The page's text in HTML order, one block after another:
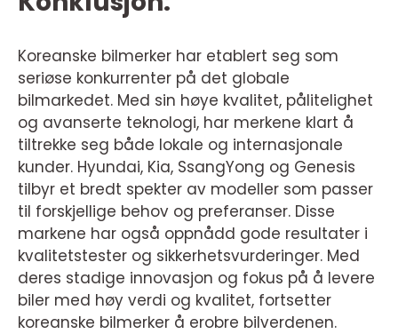
Koreanske bilmerker har etablert seg som
seriøse konkurrenter på det globale
bilmarkedet. Med sin høye kvalitet, pålitelighet
og avanserte teknologi, har merkene klart å
tiltrekke seg både lokale og internasjonale
kunder. Hyundai, Kia, SsangYong og Genesis
tilbyr et bredt spekter av modeller som passer
til forskjellige behov og preferanser. Disse
markene har også oppnådd gode resultater i
kvalitetstester og sikkerhetsvurderinger. Med
deres stadige innovasjon og fokus på å levere
biler med høy verdi og kvalitet, fortsetter
koreanske bilmerker å erobre bilverdenen.